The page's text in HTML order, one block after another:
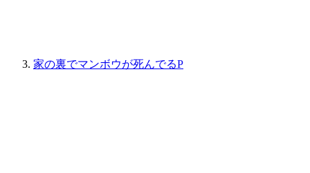
家の裏でマンボウが死んでるP